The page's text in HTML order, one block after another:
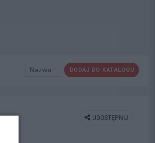
DODAJ DO KATALOGU
Nazwa ↑
UDOSTĘPNIJ